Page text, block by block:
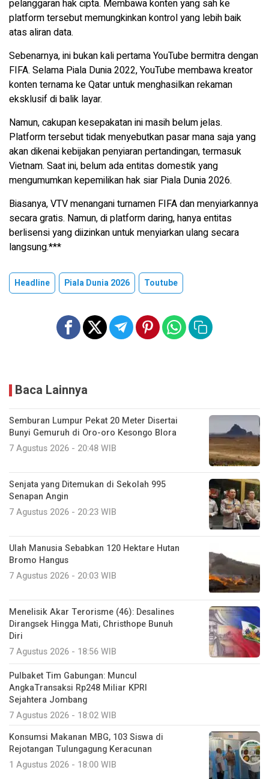
pelanggaran hak cipta. Membawa konten yang sah ke
platform tersebut memungkinkan kontrol yang lebih baik
atas aliran data.
Sebenarnya, ini bukan kali pertama YouTube bermitra dengan
FIFA. Selama Piala Dunia 2022, YouTube membawa kreator
konten ternama ke Qatar untuk menghasilkan rekaman
eksklusif di balik layar.
Namun, cakupan kesepakatan ini masih belum jelas.
Platform tersebut tidak menyebutkan pasar mana saja yang
akan dikenai kebijakan penyiaran pertandingan, termasuk
Vietnam. Saat ini, belum ada entitas domestik yang
mengumumkan kepemilikan hak siar Piala Dunia 2026.
Biasanya, VTV menangani turnamen FIFA dan menyiarkannya
secara gratis. Namun, di platform daring, hanya entitas
berlisensi yang diizinkan untuk menyiarkan ulang secara
langsung.***
Headline Piala Dunia 2026 Toutube
Baca Lainnya
Semburan Lumpur Pekat 20 Meter Disertai
Bunyi Gemuruh di Oro-oro Kesongo Blora
7 Agustus 2026 - 20:48 WIB
Senjata yang Ditemukan di Sekolah 995
Senapan Angin
7 Agustus 2026 - 20:23 WIB
Ulah Manusia Sebabkan 120 Hektare Hutan
Bromo Hangus
7 Agustus 2026 - 20:03 WIB
Menelisik Akar Terorisme (46): Desalines
Dirangsek Hingga Mati, Christhope Bunuh
Diri
7 Agustus 2026 - 18:56 WIB
Pulbaket Tim Gabungan: Muncul
AngkaTransaksi Rp248 Miliar KPRI
Sejahtera Jombang
7 Agustus 2026 - 18:02 WIB
Konsumsi Makanan MBG, 103 Siswa di
Rejotangan Tulungagung Keracunan
1 Agustus 2026 - 18:00 WIB